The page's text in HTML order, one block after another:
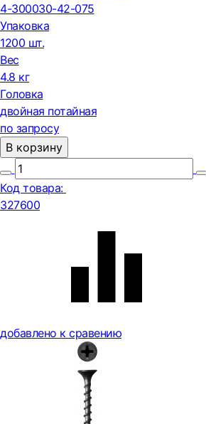
4-300030-42-075
Упаковка
1200 шт.
Вес
4.8 кг
Головка
двойная потайная
по запросу
В корзину
Код товара:
327600
добавлено к сравению